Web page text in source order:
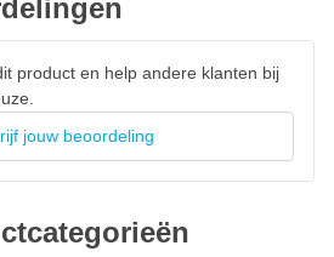
product en help andere klanten bij
jouw beoordeling